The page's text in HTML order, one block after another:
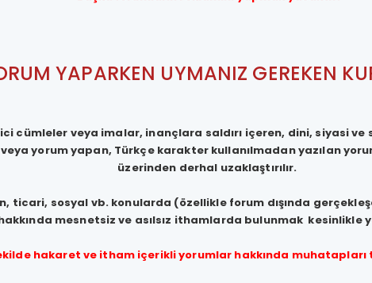
YAPARKEN UYMANIZ GEREKEN
cümleler veya imalar, inançlara saldırı içeren, dini, siyasi ve
yorum yapan, Türkçe karakter kullanılmadan yazılan
üzerinden derhal uzaklaştırılır.
ticari, sosyal vb. konularda (özellikle forum dışında
mesnetsiz ve asılsız ithamlarda bulunmak kesinlikle
hakaret ve itham içerikli yorumlar hakkında